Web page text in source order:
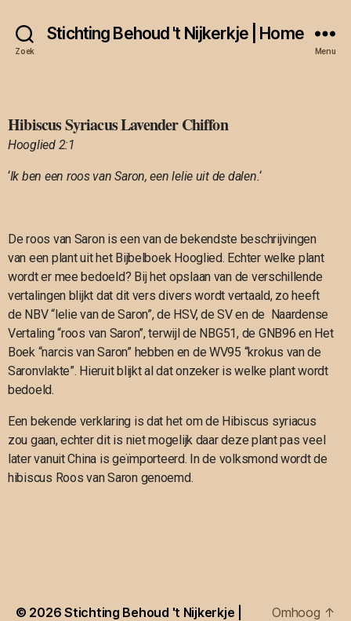
Zoek
Stichting Behoud 't Nijkerkje | Home
Menu
Hibiscus Syriacus Lavender Chiffon
Hooglied 2:1
‘Ik ben een roos van Saron, een lelie uit de dalen.‘
De roos van Saron is een van de bekendste beschrijvingen
van een plant uit het Bijbelboek Hooglied. Echter welke plant
wordt er mee bedoeld? Bij het opslaan van de verschillende
vertalingen blijkt dat dit vers divers wordt vertaald, zo heeft
de NBV “lelie van de Saron”, de HSV, de SV en de Naardense
Vertaling “roos van Saron”, terwijl de NBG51, de GNB96 en Het
Boek “narcis van Saron” hebben en de WV95 “krokus van de
Saronvlakte”. Hieruit blijkt al dat onzeker is welke plant wordt
bedoeld.
Een bekende verklaring is dat het om de Hibiscus syriacus
zou gaan, echter dit is niet mogelijk daar deze plant pas veel
later vanuit China is geïmporteerd. In de volksmond wordt de
hibiscus Roos van Saron genoemd.
© 2026Stichting Behoud 't Nijkerkje |
Omhoog ↑